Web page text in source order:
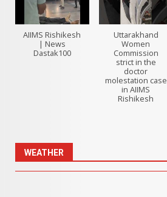
AIIMS Rishikesh
| News
Dastak100
Uttarakhand
Women
Commission
strict in the
doctor
molestation case
in AIIMS
Rishikesh
WEATHER